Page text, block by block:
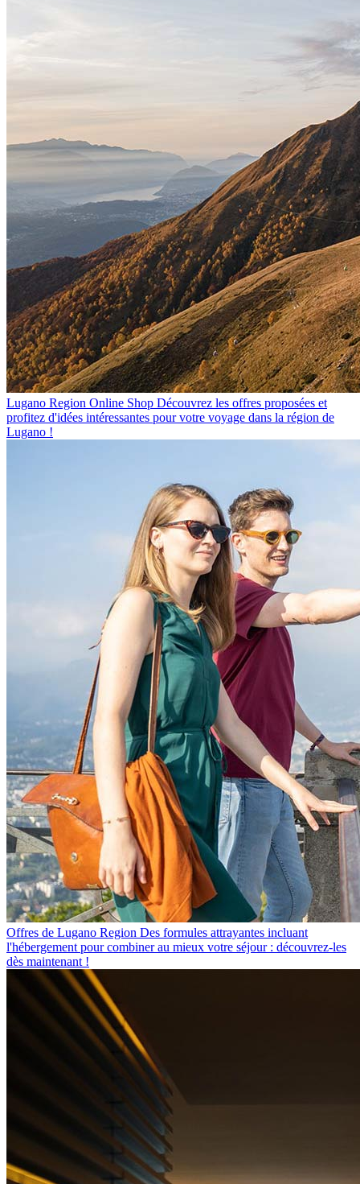
Lugano Region Online Shop Découvrez les offres proposées et
profitez d'idées intéressantes pour votre voyage dans la région de
Lugano !
Offres de Lugano Region Des formules attrayantes incluant
l'hébergement pour combiner au mieux votre séjour : découvrez-les
dès maintenant !